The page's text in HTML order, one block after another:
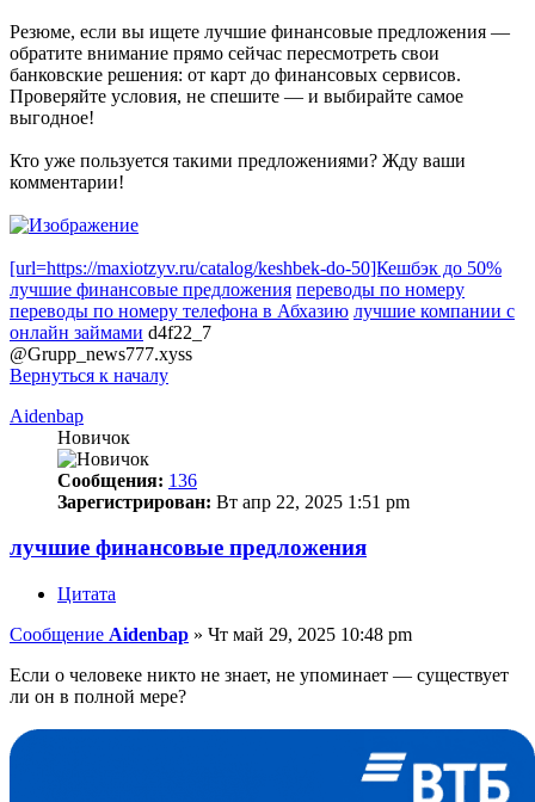
Резюме, если вы ищете лучшие финансовые предложения —
обратите внимание прямо сейчас пересмотреть свои
банковские решения: от карт до финансовых сервисов.
Проверяйте условия, не спешите — и выбирайте самое
выгодное!
Кто уже пользуется такими предложениями? Жду ваши
комментарии!
[url=https://maxiotzyv.ru/catalog/keshbek-do-50]Кешбэк до 50%
лучшие финансовые предложения переводы по номеру
переводы по номеру телефона в Абхазию лучшие компании с
онлайн займами d4f22_7
@Grupp_news777.xyss
Вернуться к началу
Aidenbap
Новичок
Сообщения: 136
Зарегистрирован: Вт апр 22, 2025 1:51 pm
лучшие финансовые предложения
Цитата
Сообщение Aidenbap » Чт май 29, 2025 10:48 pm
Если о человеке никто не знает, не упоминает — существует
ли он в полной мере?